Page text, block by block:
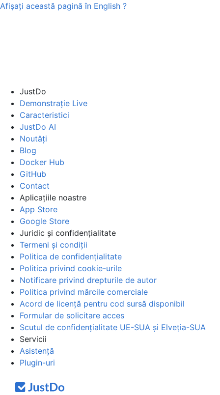
Afișați această pagină în English ?
JustDo
Demonstrație Live
Caracteristici
JustDo AI
Noutăți
Blog
Docker Hub
GitHub
Contact
Aplicațiile noastre
App Store
Google Store
Juridic și confidențialitate
Termeni și condiții
Politica de confidențialitate
Politica privind cookie-urile
Notificare privind drepturile de autor
Politica privind mărcile comerciale
Acord de licență pentru cod sursă disponibil
Formular de solicitare acces
Scutul de confidențialitate UE-SUA și Elveția-SUA
Servicii
Asistență
Plugin-uri